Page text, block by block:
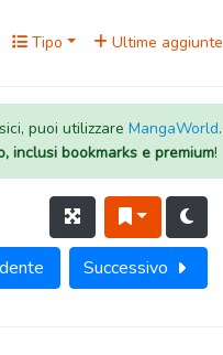
Tipo Ultime aggiunte
puoi utilizzare MangaWorld.
inclusi bookmarks e premium!
Successivo